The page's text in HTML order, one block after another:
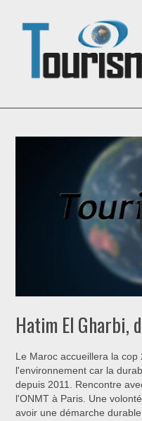
Hatim El Gharbi,
Le Maroc accueillera la
l'environnement car la
depuis 2011. Rencontre
l'ONMT à Paris. Une
avoir une démarche durable.